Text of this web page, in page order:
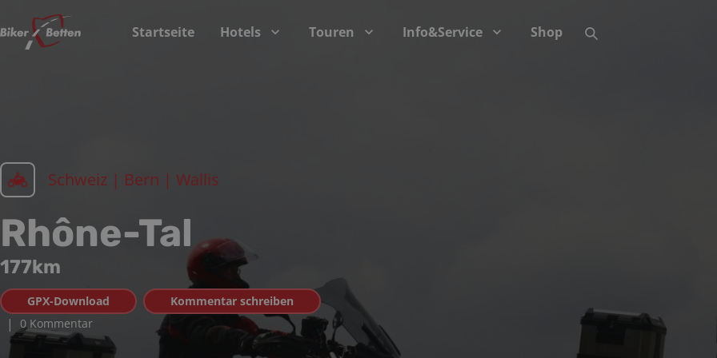
Startseite Hotels Touren Info&Service Shop
Schweiz | Bern | Wallis
Rhône-Tal
177km
GPX-Download Kommentar schreiben
| 0 Kommentar